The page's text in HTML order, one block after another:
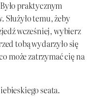
praktycznym
temu, żeby
wcześniej, wybierz
tobą wydarzyło się
może zatrzymać cię na
seata.